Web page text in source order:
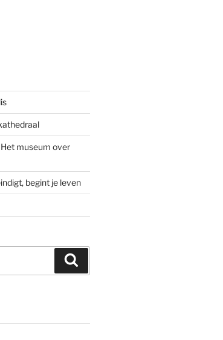
Het museum over
begint je leven